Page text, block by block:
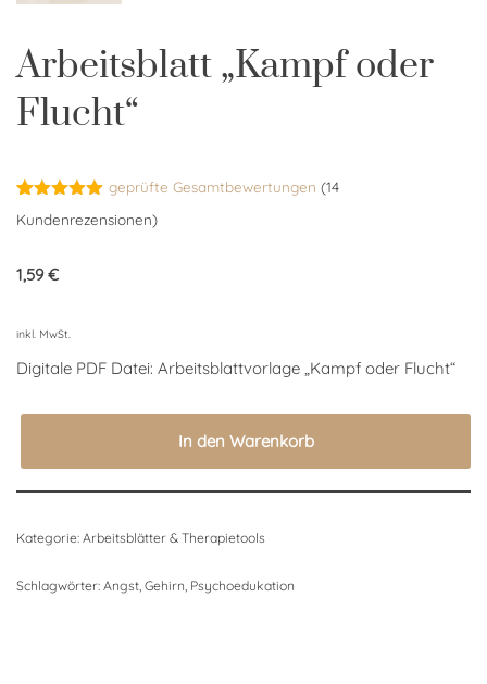
Arbeitsblatt „Kampf oder
Flucht“
Bewertet
mit5.00
auf
14
geprüfte Gesamtbewertungen (14
Kundenrezensionen)
1,59€
inkl. MwSt.
Digitale PDF Datei: Arbeitsblattvorlage „Kampf oder Flucht“
In den Warenkorb
Kategorie: Arbeitsblätter & Therapietools
Schlagwörter: Angst Gehirn Psychoedukation